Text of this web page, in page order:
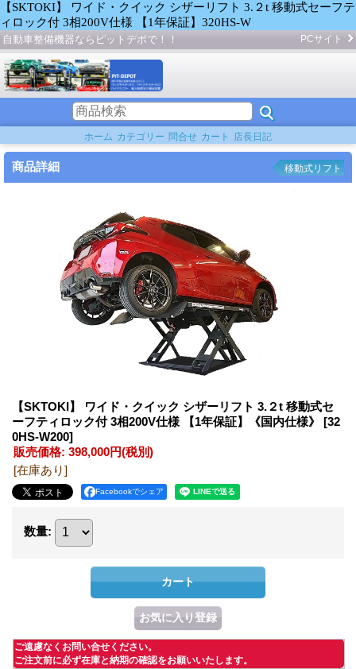
【SKTOKI】 ワイド・クイック シザーリフト 3.２t 移動式セーフテ
ィロック付 3相200V仕様 【1年保証】320HS-W
自動車整備機器ならピットデポで！！ PCサイト
ホーム カテゴリー 問合せ カート 店長日記
商品詳細 移動式リフト
【SKTOKI】 ワイド・クイック シザーリフト 3.２t 移動式セ
ーフティロック付 3相200V仕様 【1年保証】《国内仕様》 [32
0HS-W200]
販売価格: 398,000円(税別)
[在庫あり]
Facebookでシェア
数量:
ご遠慮なくお問い合せください。
ご注文前に必ず在庫と納期の確認をお願いいたします。